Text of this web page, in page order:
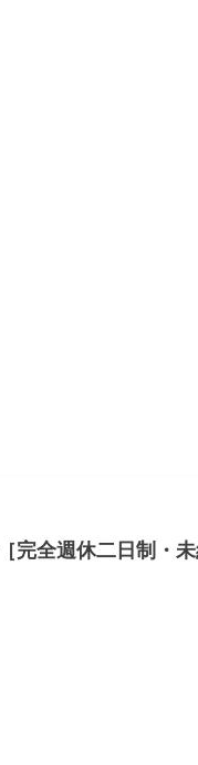
完全週休二日制・